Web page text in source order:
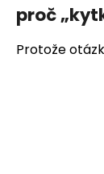
proč
Protože